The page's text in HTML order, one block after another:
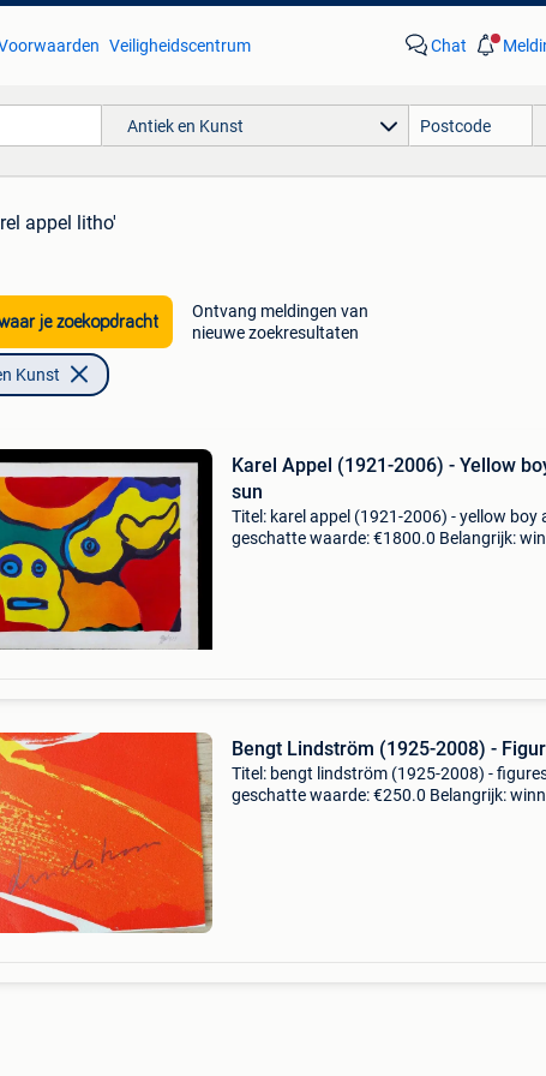
Veiligheidscentrum Chat
Antiek en Kunst
appel litho'
je zoekopdracht
Ontvang meldingen van
nieuwe zoekresultaten
Kunst
Karel Appel (1921-2006) - Yellow
sun
Titel: karel appel (1921-2006) - yellow boy
geschatte waarde: €1800.0 Belangrijk:
Bengt Lindström (1925-2008) -
Titel: bengt lindström (1925-2008) -
geschatte waarde: €250.0 Belangrijk: